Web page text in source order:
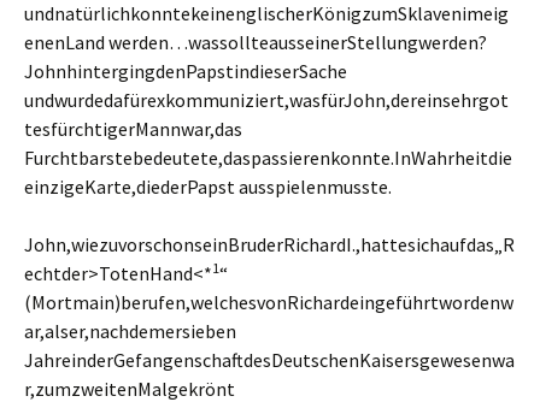
undnatürlichkonntekeinenglischerKönigzumSklavenimeig
enenLand werden…wassollteausseinerStellungwerden?
JohnhintergingdenPapstindieserSache
undwurdedafürexkommuniziert,wasfürJohn,dereinsehrgot
tesfürchtigerMannwar,das
Furchtbarstebedeutete,daspassierenkonnte.InWahrheitdie
einzigeKarte,diederPapst ausspielenmusste.
John,wiezuvorschonseinBruderRichardI.,hattesichaufdas„R
echtder>TotenHand<*1“
(Mortmain)berufen,welchesvonRichardeingeführtwordenw
ar,alser,nachdemersieben
JahreinderGefangenschaftdesDeutschenKaisersgewesenwa
r,zumzweitenMalgekrönt